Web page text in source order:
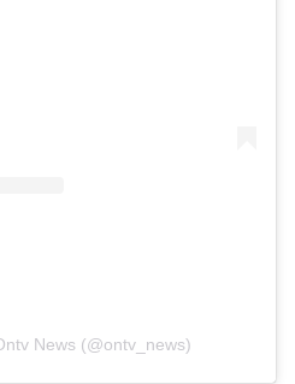
News (@ontv_news)